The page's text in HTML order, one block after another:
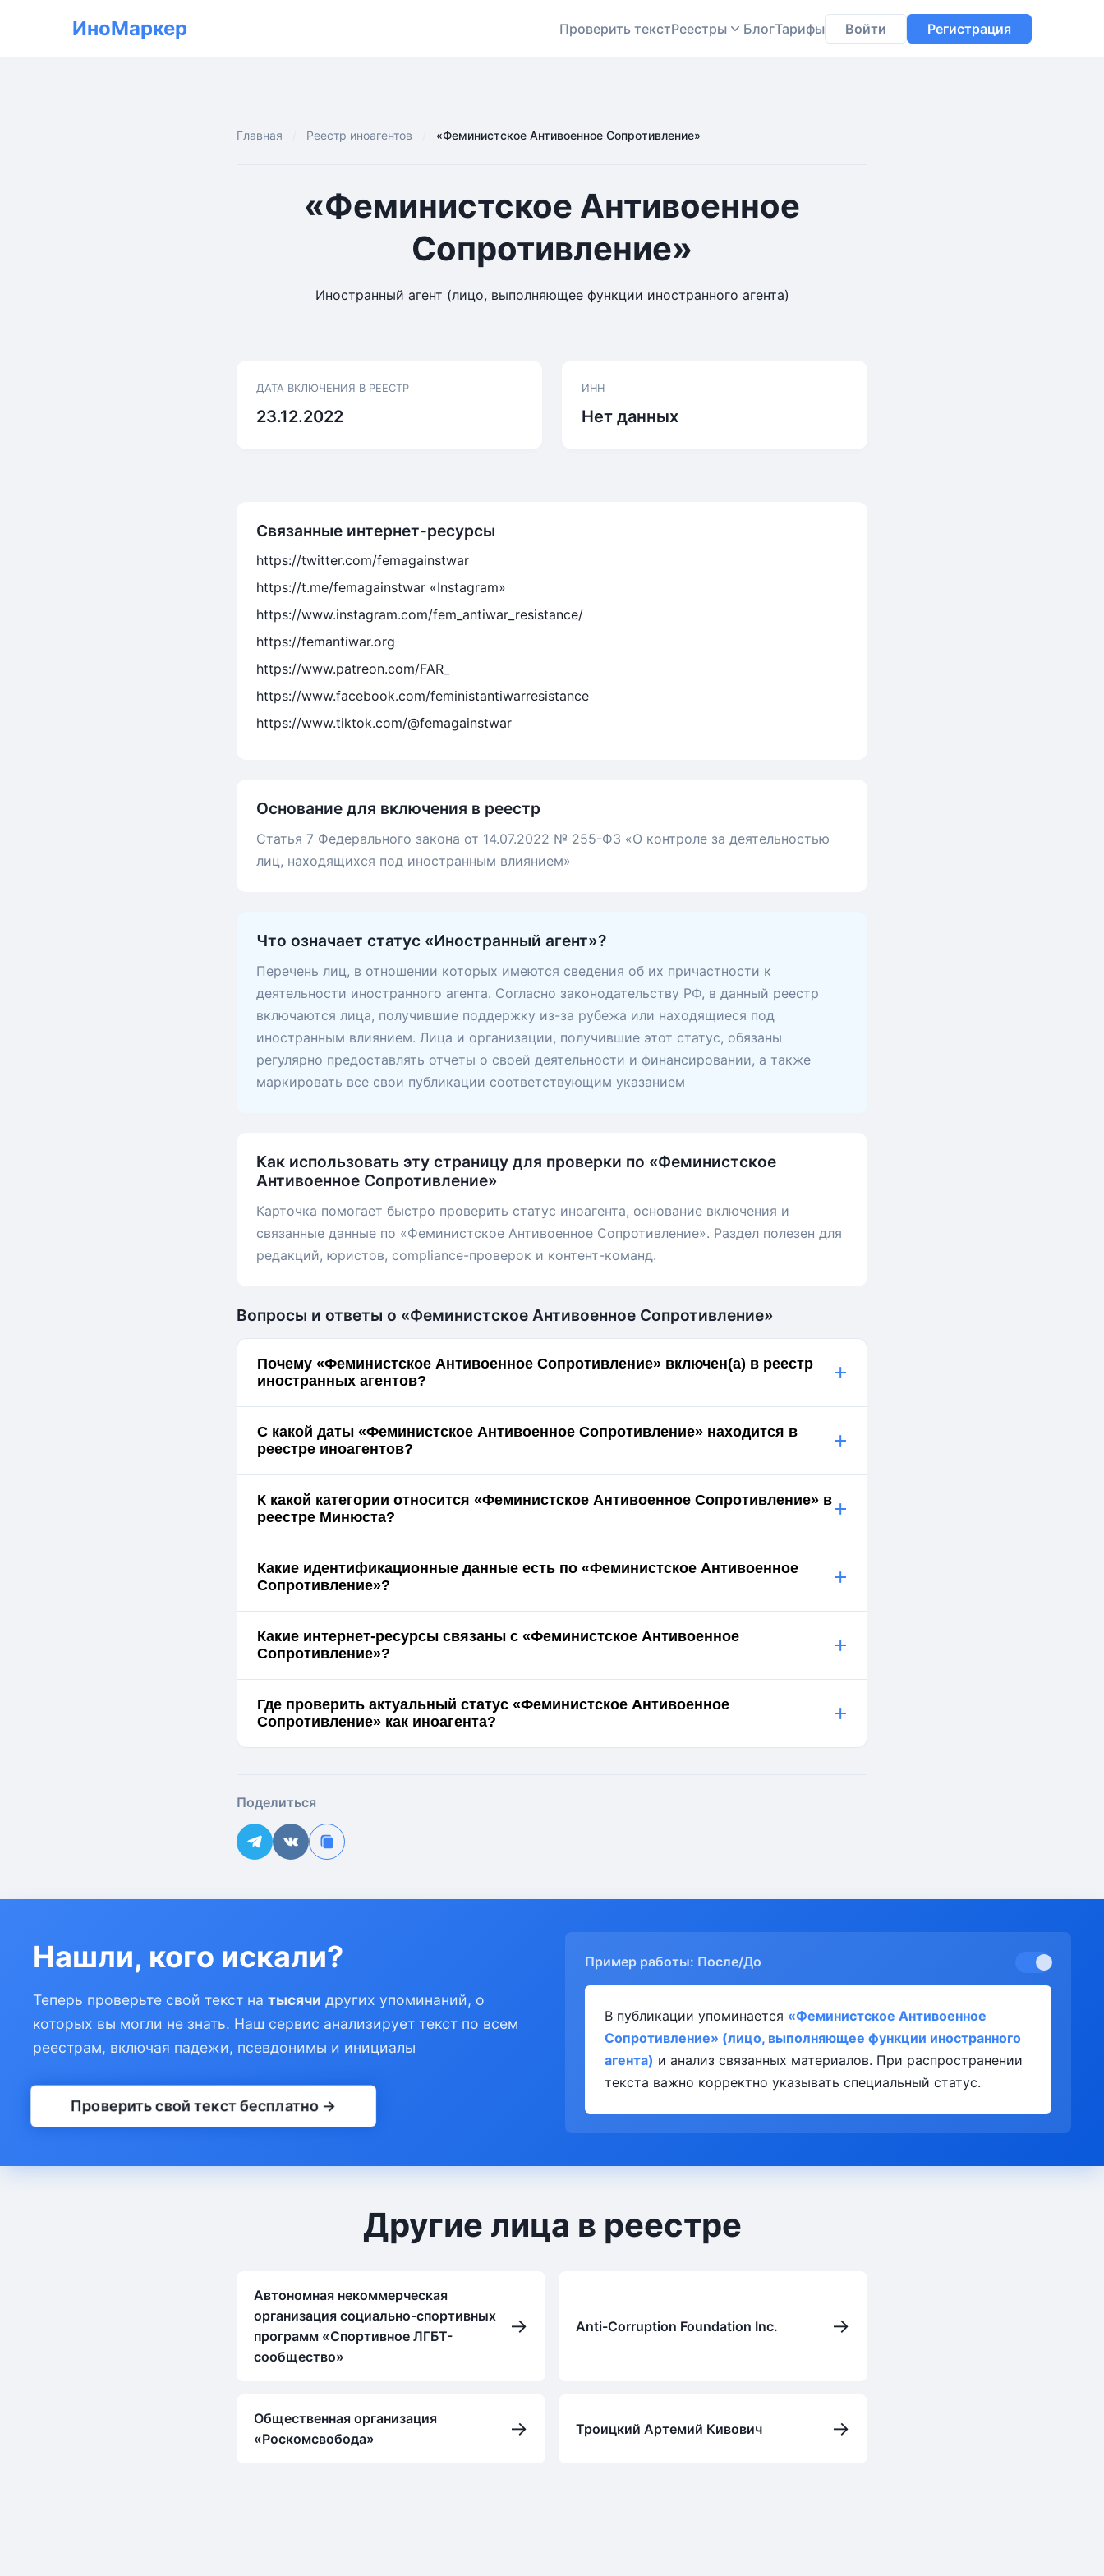
ИноМаркер Проверить текстРеестры БлогТарифы Войти Регистрация
Главная Реестр иноагентов «Феминистское Антивоенное Сопротивление»
«Феминистское Антивоенное
Сопротивление»
Иностранный агент (лицо, выполняющее функции иностранного агента)
ДАТА ВКЛЮЧЕНИЯ В РЕЕСТР
23.12.2022
ИНН
Нет данных
Связанные интернет-ресурсы
https://twitter.com/femagainstwar
https://t.me/femagainstwar «Instagram»
https://www.instagram.com/fem_antiwar_resistance/
https://femantiwar.org
https://www.patreon.com/FAR_
https://www.facebook.com/feministantiwarresistance
https://www.tiktok.com/@femagainstwar
Основание для включения в реестр
Статья 7 Федерального закона от 14.07.2022 № 255-ФЗ «О контроле за деятельностью
лиц, находящихся под иностранным влиянием»
Что означает статус «Иностранный агент»?
Перечень лиц, в отношении которых имеются сведения об их причастности к
деятельности иностранного агента. Согласно законодательству РФ, в данный реестр
включаются лица, получившие поддержку из-за рубежа или находящиеся под
иностранным влиянием. Лица и организации, получившие этот статус, обязаны
регулярно предоставлять отчеты о своей деятельности и финансировании, а также
маркировать все свои публикации соответствующим указанием
Как использовать эту страницу для проверки по «Феминистское
Антивоенное Сопротивление»
Карточка помогает быстро проверить статус иноагента, основание включения и
связанные данные по «Феминистское Антивоенное Сопротивление». Раздел полезен для
редакций, юристов, compliance-проверок и контент-команд.
Вопросы и ответы о «Феминистское Антивоенное Сопротивление»
Почему «Феминистское Антивоенное Сопротивление» включен(а) в реестр
иностранных агентов?
+
С какой даты «Феминистское Антивоенное Сопротивление» находится в
реестре иноагентов?
+
К какой категории относится «Феминистское Антивоенное Сопротивление» в
реестре Минюста?
+
Какие идентификационные данные есть по «Феминистское Антивоенное
Сопротивление»?
+
Какие интернет-ресурсы связаны с «Феминистское Антивоенное
Сопротивление»?
+
Где проверить актуальный статус «Феминистское Антивоенное
Сопротивление» как иноагента?
+
Поделиться
Нашли, кого искали?
Теперь проверьте свой текст на тысячи других упоминаний, о
которых вы могли не знать. Наш сервис анализирует текст по всем
реестрам, включая падежи, псевдонимы и инициалы
Проверить свой текст бесплатно →
Пример работы: После/До
В публикации упоминается «Феминистское Антивоенное
Сопротивление» (лицо, выполняющее функции иностранного
агента) и анализ связанных материалов. При распространении
текста важно корректно указывать специальный статус.
Другие лица в реестре
Автономная некоммерческая
организация социально-спортивных
программ «Спортивное ЛГБТ-
сообщество»
→ Anti-Corruption Foundation Inc. →
Общественная организация
«Роскомсвобода»
→ Троицкий Артемий Кивович →